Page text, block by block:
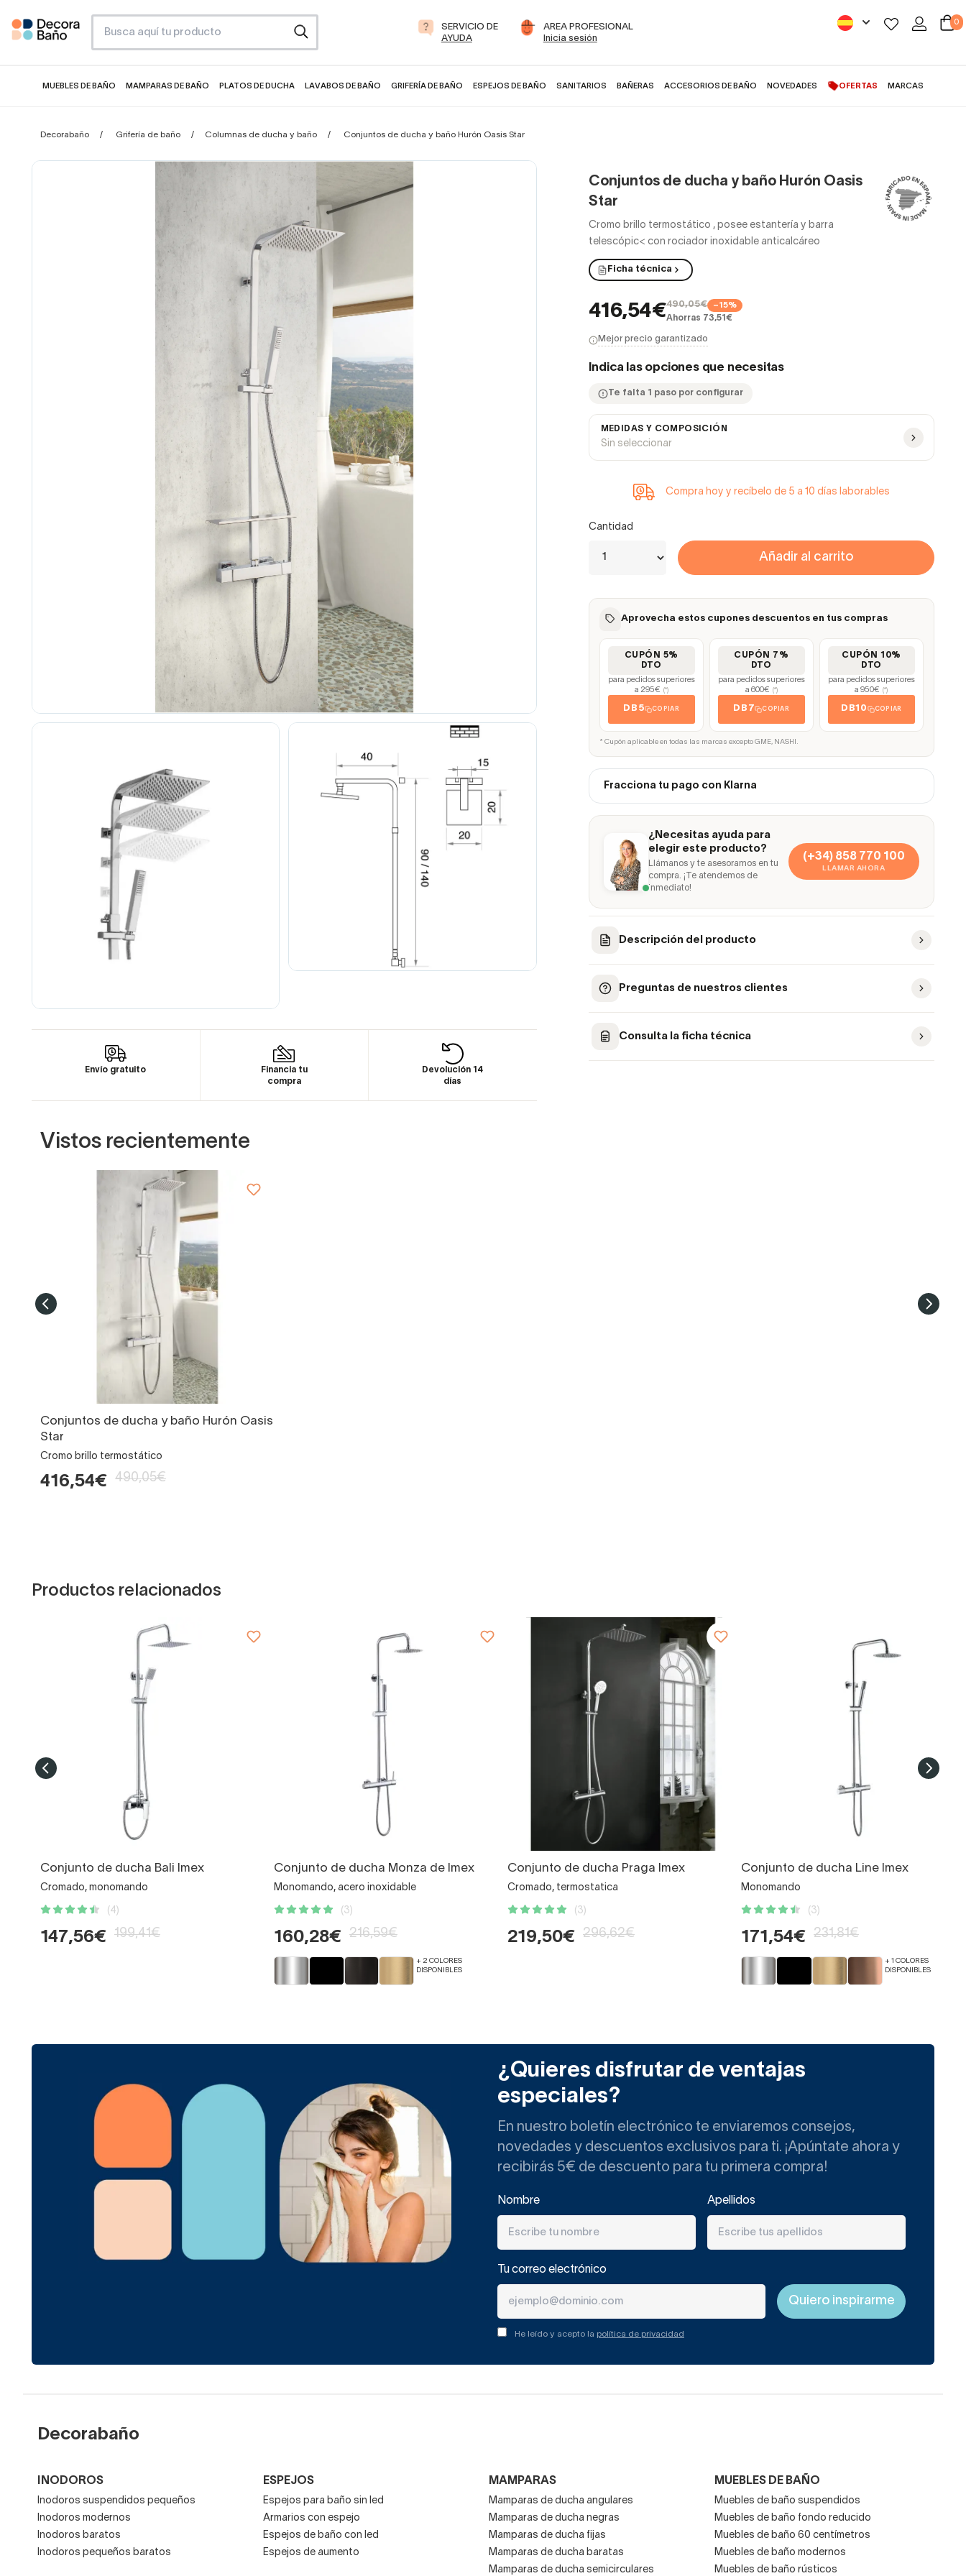
SERVICIO DE
AYUDA
AREA PROFESIONAL
Inicia sesión
0
MUEBLES DE BAÑO MAMPARAS DE BAÑO PLATOS DE DUCHA LAVABOS DE BAÑO GRIFERÍA DE BAÑO ESPEJOS DE BAÑO SANITARIOS BAÑERAS ACCESORIOS DE BAÑO NOVEDADES OFERTAS MARCAS
Decorabaño Grifería de baño Columnas de ducha y baño Conjuntos de ducha y baño Hurón Oasis Star
Envío gratuito
Financia tu
compra
Devolución 14
días
Conjuntos de ducha y baño Hurón Oasis
Star
Cromo brillo termostático , posee estantería y barra
telescópic< con rociador inoxidable anticalcáreo
Ficha técnica
416,54€490,05€ −15%
Ahorras 73,51€
Mejor precio garantizado
Indica las opciones que necesitas
Te falta 1 paso por configurar
MEDIDAS Y COMPOSICIÓN
Sin seleccionar
Compra hoy y recíbelo de 5 a 10 días laborables
Cantidad
Añadir al carrito
Aprovecha estos cupones descuentos en tus compras
CUPÓN 5%
DTO
para pedidos superiores
a 295€
(*)
DB5 COPIAR
CUPÓN 7%
DTO
para pedidos superiores
a 600€
(*)
DB7 COPIAR
CUPÓN 10%
DTO
para pedidos superiores
a 950€
(*)
DB10 COPIAR
* Cupón aplicable en todas las marcas excepto GME, NASHI.
Fracciona tu pago con Klarna
¿Necesitas ayuda para
elegir este producto?
Llámanos y te asesoramos en tu
compra. ¡Te atendemos de
inmediato!
(+34) 858 770 100
LLAMAR AHORA
Descripción del producto
Preguntas de nuestros clientes
Consulta la ficha técnica
Vistos recientemente
Conjuntos de ducha y baño Hurón Oasis
Star
Cromo brillo termostático
416,54€ 490,05€
Productos relacionados
Conjunto de ducha Bali Imex
Cromado, monomando
(4)
147,56€ 199,41€
Conjunto de ducha Monza de Imex
Monomando, acero inoxidable
(3)
160,28€ 216,59€
+ 2 COLORES
DISPONIBLES
Conjunto de ducha Praga Imex
Cromado, termostatica
(3)
219,50€ 296,62€
Conjunto de ducha Line Imex
Monomando
(3)
171,54€ 231,81€
+ 1 COLORES
DISPONIBLES
¿Quieres disfrutar de ventajas
especiales?
En nuestro boletín electrónico te enviaremos consejos,
novedades y descuentos exclusivos para ti. ¡Apúntate ahora y
recibirás 5€ de descuento para tu primera compra!
Nombre Apellidos
Tu correo electrónico
He leído y acepto la política de privacidad
Decorabaño
INODOROS
Inodoros suspendidos pequeños
Inodoros modernos
Inodoros baratos
Inodoros pequeños baratos
ESPEJOS
Espejos para baño sin led
Armarios con espejo
Espejos de baño con led
Espejos de aumento
MAMPARAS
Mamparas de ducha angulares
Mamparas de ducha negras
Mamparas de ducha fijas
Mamparas de ducha baratas
Mamparas de ducha semicirculares
MUEBLES DE BAÑO
Muebles de baño suspendidos
Muebles de baño fondo reducido
Muebles de baño 60 centímetros
Muebles de baño modernos
Muebles de baño rústicos